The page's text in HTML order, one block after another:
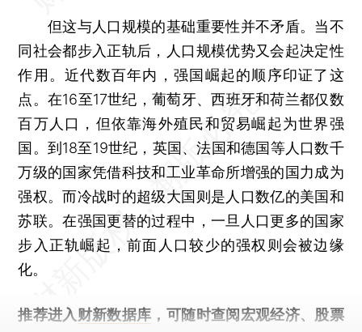
但这与人口规模的基础重要性并不矛盾。当不
同社会都步入正轨后，人口规模优势又会起决定性
作用。近代数百年内，强国崛起的顺序印证了这
点。在16至17世纪，葡萄牙、西班牙和荷兰都仅数
百万人口，但依靠海外殖民和贸易崛起为世界强
国。到18至19世纪，英国、法国和德国等人口数千
万级的国家凭借科技和工业革命所增强的国力成为
强权。而冷战时的超级大国则是人口数亿的美国和
苏联。在强国更替的过程中，一旦人口更多的国家
步入正轨崛起，前面人口较少的强权则会被边缘
化。
推荐进入 财新数据库 ，可随时查阅宏观经济、股票